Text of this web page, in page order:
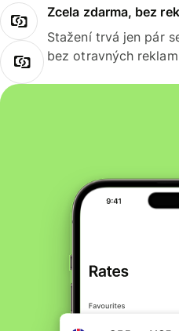
Zcela zdarma, bez
Stažení trvá jen pár
bez otravných